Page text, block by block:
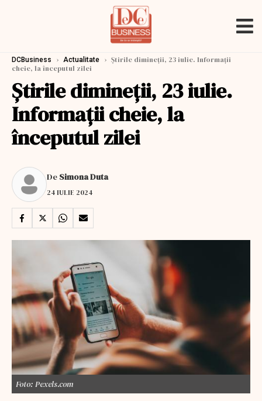
DCBusiness › Actualitate › Ştirile dimineţii, 23 iulie. Informaţii
cheie, la începutul zilei
Ştirile dimineţii, 23 iulie.
Informaţii cheie, la
începutul zilei
De Simona Duta
24 IULIE 2024
Foto: Pexels.com